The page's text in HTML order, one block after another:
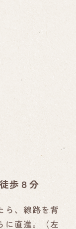
歩８分
ら、線路を背
に直進。（左